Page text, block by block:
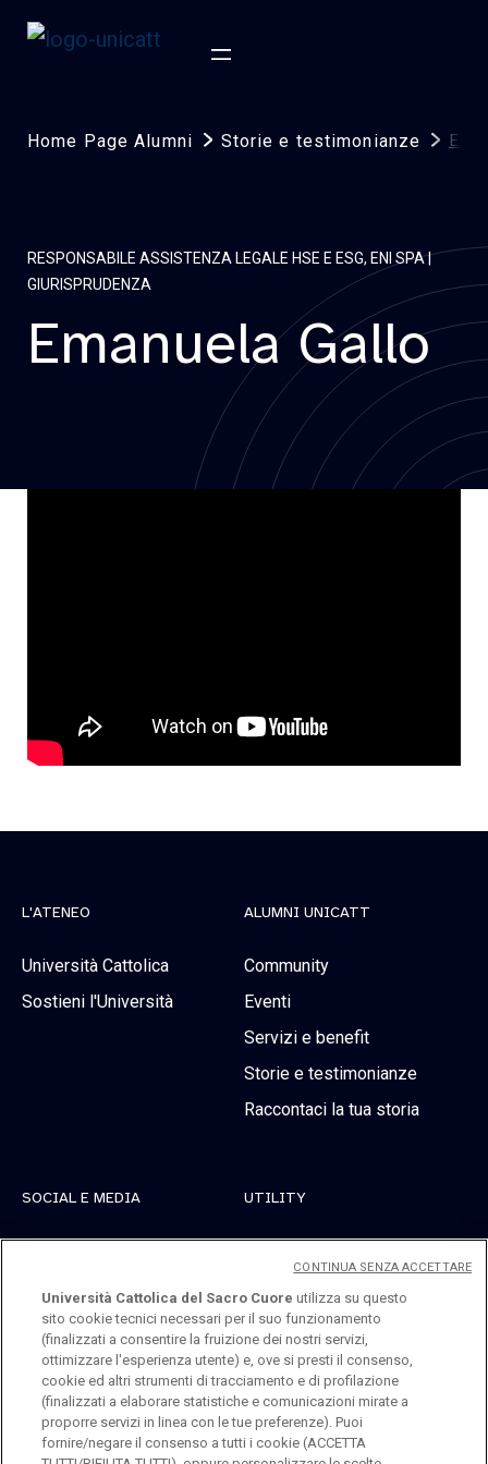
Home Page Alumni Storie e testimonianze
RESPONSABILE ASSISTENZA LEGALE HSE E ESG, ENI SPA |
GIURISPRUDENZA
Emanuela Gallo
L'ATENEO
Università Cattolica
Sostieni l'Università
ALUMNI UNICATT
Community
Eventi
Servizi e benefit
Storie e testimonianze
Raccontaci la tua storia
SOCIAL E MEDIA
Instagram
Youtube
UTILITY
Università Cattolica del Sacro Cuore utilizza su questo
sito cookie tecnici necessari per il suo funzionamento
(finalizzati a consentire la fruizione dei nostri servizi,
ottimizzare l'esperienza utente) e, ove si presti il consenso,
cookie ed altri strumenti di tracciamento e di profilazione
(finalizzati a elaborare statistiche e comunicazioni mirate a
proporre servizi in linea con le tue preferenze). Puoi
fornire/negare il consenso a tutti i cookie (ACCETTA
CONTINUA SENZA ACCETTARE